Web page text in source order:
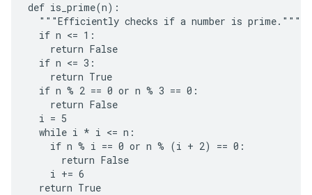
def is_prime(n):
  """Efficiently checks if a number is prime."""
  if n <= 1:
    return False
  if n <= 3:
    return True
  if n % 2 == 0 or n % 3 == 0:
    return False
  i = 5
  while i * i <= n:
    if n % i == 0 or n % (i + 2) == 0:
      return False
    i += 6
  return True